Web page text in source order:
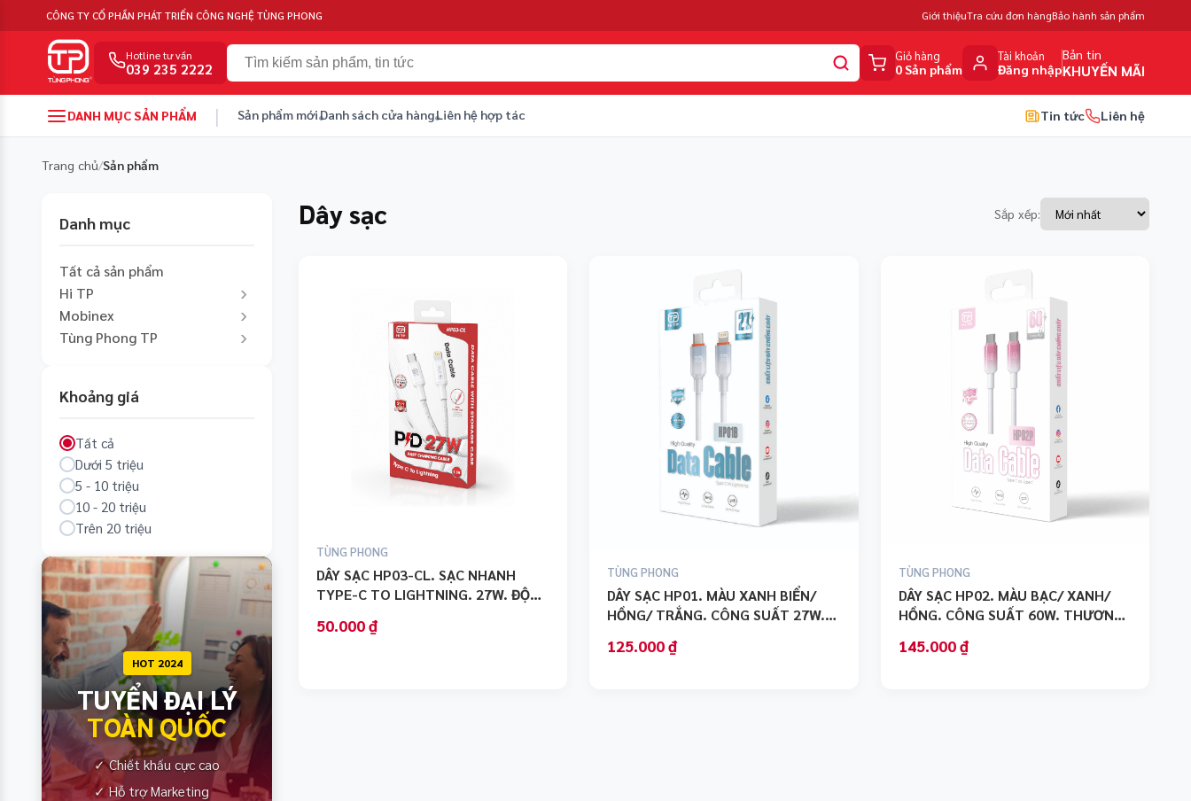
CÔNG TY CỔ PHẦN PHÁT TRIỂN CÔNG NGHỆ TÙNG PHONG Giới thiệuTra cứu đơn hàngBảo hành sản phẩm
Hotline tư vấn
039 235 2222
Giỏ hàng
0 Sản phẩm
Tài khoản
Đăng nhập
Bản tin
KHUYẾN MÃI
DANH MỤC SẢN PHẨM | Sản phẩm mớiDanh sách cửa hàngLiên hệ hợp tác Tin tức Liên hệ
Trang chủ/Sản phẩm
Danh mục
Tất cả sản phẩm
Hi TP
›
Mobinex ›
Tùng Phong TP ›
Khoảng giá
Tất cả
Dưới 5 triệu
5 - 10 triệu
10 - 20 triệu
Trên 20 triệu
HOT 2024
TUYỂN ĐẠI LÝ
TOÀN QUỐC
✓ Chiết khấu cực cao
✓ Hỗ trợ Marketing
Dây sạc Sắp xếp:
TÙNG PHONG
DÂY SẠC HP03-CL. SẠC NHANH
TYPE-C TO LIGHTNING. 27W. ĐỘ
50.000 ₫
TÙNG PHONG
DÂY SẠC HP01. MÀU XANH BIỂN/
HỒNG/ TRẮNG. CÔNG SUẤT 27W.
125.000 ₫
TÙNG PHONG
DÂY SẠC HP02. MÀU BẠC/ XANH/
HỒNG. CÔNG SUẤT 60W. THƯƠNG
145.000 ₫